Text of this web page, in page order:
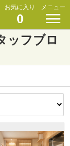
お気に入り
0
メニュー
ッフブロ